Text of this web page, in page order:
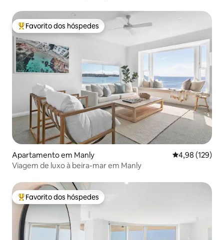
Favoritos dos hóspedes mais apreciados
Favorito dos hóspedes
Apartamento em Manly Classificação
4,98 (129)
Viagem de luxo à beira-mar em Manly
Favoritos dos hóspedes mais apreciados
Favorito dos hóspedes